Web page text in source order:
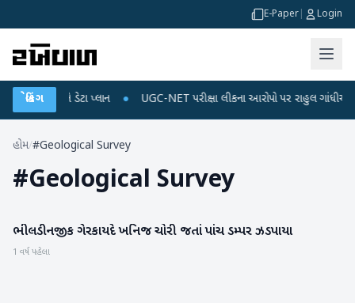
E-Paper Login
બ્રેકિંગ
રિચાર્જ અને ડેટા પ્લાન ● UGC-NET પરીક્ષા લીકના આરોપો પર રાહુલ ગાંધીએ કેન્દ્ર
હોમ/#Geological Survey
#Geological Survey
બનાસકાંઠા
ભીલડી નજીક ગેરકાયદે ખનિજ ચોરી જતાં પાંચ ડમ્પર ઝડપાયા
1 વર્ષ પહેલા